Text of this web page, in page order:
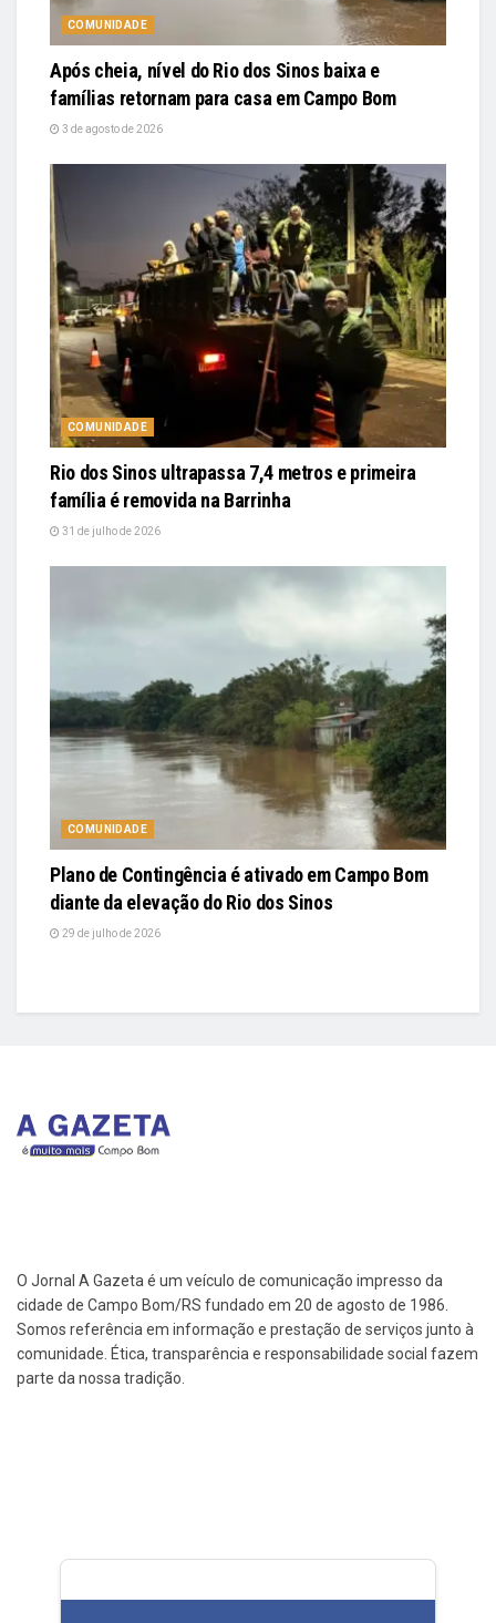
COMUNIDADE
Após cheia, nível do Rio dos Sinos baixa e
famílias retornam para casa em Campo Bom
3 de agosto de 2026
COMUNIDADE
Rio dos Sinos ultrapassa 7,4 metros e primeira
família é removida na Barrinha
31 de julho de 2026
COMUNIDADE
Plano de Contingência é ativado em Campo Bom
diante da elevação do Rio dos Sinos
29 de julho de 2026
O Jornal A Gazeta é um veículo de comunicação impresso da
cidade de Campo Bom/RS fundado em 20 de agosto de 1986.
Somos referência em informação e prestação de serviços junto à
comunidade. Ética, transparência e responsabilidade social fazem
parte da nossa tradição.